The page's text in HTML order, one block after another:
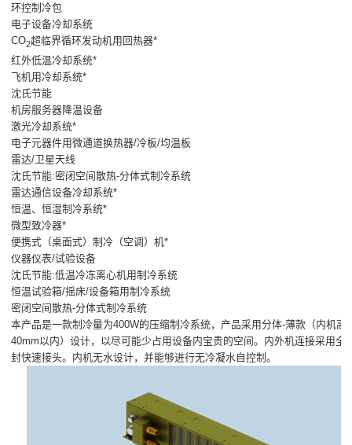
环控制冷包
电子设备冷却系统
CO2超临界循环发动机用回热器*
红外低温冷却系统*
飞机用冷却系统*
沈氏节能
机房服务器降温设备
激光冷却系统*
电子元器件用微通道换热器/冷板/均温板
雷达/卫星天线
沈氏节能:密闭空间散热-分体式制冷系统
雷达通信设备冷却系统*
恒温、恒湿制冷系统*
微型致冷器*
便携式（桌面式）制冷（空调）机*
仪器仪表/试验设备
沈氏节能:低温冷冻离心机用制冷系统
恒温试验箱/摇床/设备箱用制冷系统
密闭空间散热-分体式制冷系统
本产品是一款制冷量为400W的压缩制冷系统，产品采用分体-薄款（内机高
40mm以内）设计，以尽可能少占用设备内宝贵的空间。内外机连接采用全
封快速接头。内机无水设计，并能够进行无冷凝水自控制。